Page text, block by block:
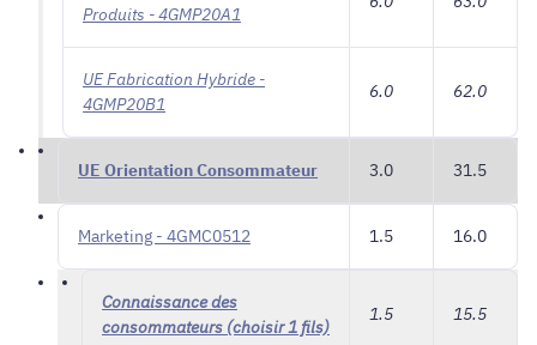
Produits - 4GMP20A1
UE Fabrication Hybride -
4GMP20B1
6.0 62.0
UE Orientation Consommateur 3.0 31.5
Marketing - 4GMC0512 1.5 16.0
Connaissance des
consommateurs (choisir 1 fils)
1.5 15.5